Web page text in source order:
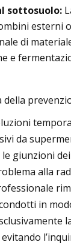
sottosuolo:
esterni
di
e
della
da
giunzioni
alla
in
evitando